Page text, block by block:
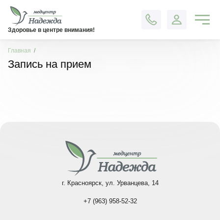
Здоровье в центре внимания!
Контакты
Главная
Запись на прием
г. Красноярск, ул. Урванцева, 14
+7 (963) 958-52-32